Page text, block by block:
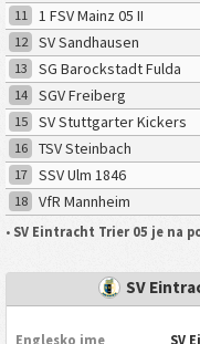
11
1 FSV Mainz 05 II
12
SV Sandhausen
13
SG Barockstadt Fulda
Lehnerz
14
SGV Freiberg
15
SV Stuttgarter Kickers
16
TSV Steinbach
17
SSV Ulm 1846
18
VfR Mannheim
• SV Eintracht Trier 05 je na
SV
Englesko ime SV